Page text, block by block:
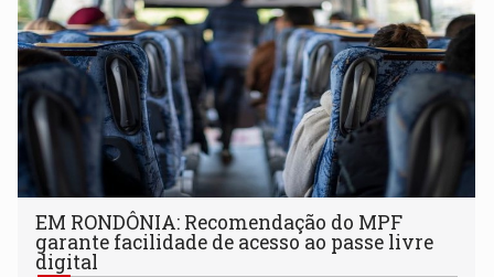
EM RONDÔNIA: Recomendação do MPF
garante facilidade de acesso ao passe livre
digital